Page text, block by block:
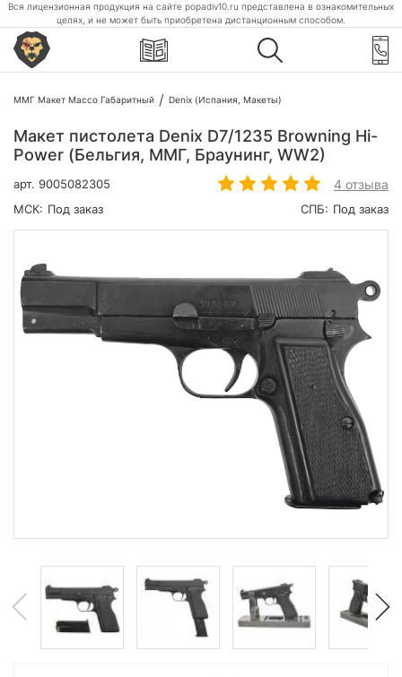
Вся лицензионная продукция на сайте popadiv10.ru представлена в ознакомительных
целях, и не может быть приобретена дистанционным способом.
ММГ Макет Массо Габаритный Denix (Испания, Макеты)
Макет пистолета Denix D7/1235 Browning Hi-
Power (Бельгия, ММГ, Браунинг, WW2)
арт. 9005082305 4 отзыва
МСК: Под заказ СПБ: Под заказ